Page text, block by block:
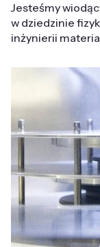
Jesteśmy
w dziedzinie
inżynierii